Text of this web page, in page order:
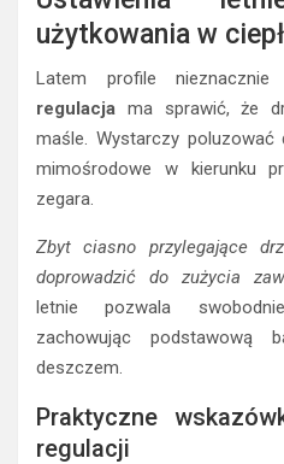
użytkowania w
Latem profile
regulacja ma sprawić, że
maśle. Wystarczy
mimośrodowe w kierunku
zegara.
Zbyt ciasno przylegające
doprowadzić do zużycia
letnie pozwala
zachowując podstawową
deszczem.
Praktyczne
regulacji